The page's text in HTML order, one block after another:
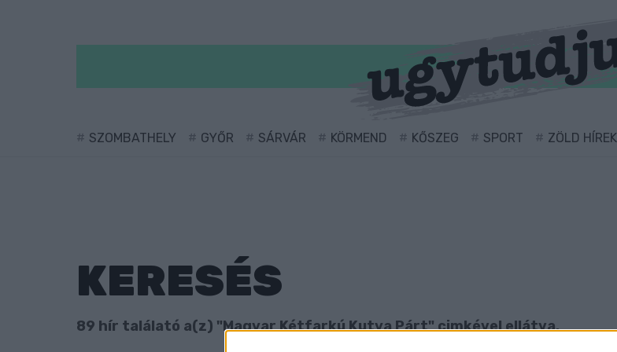
SZOMBATHELY GYŐR SÁRVÁR KÖRMEND KŐSZEG SPORT ZÖLD HÍREK
KERESÉS
89 hír találató a(z) "Magyar Kétfarkú Kutya Párt" cimkével ellátva.